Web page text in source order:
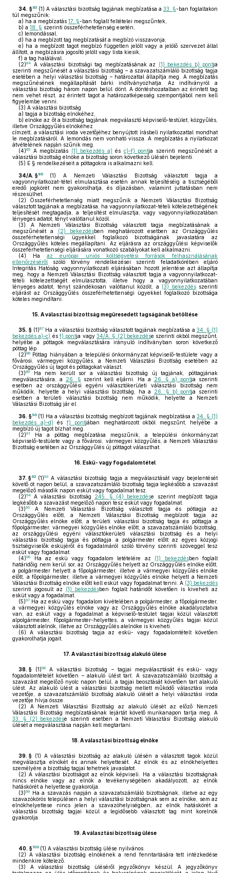
34. §83 (1) A választási bizottság tagjának megbízatása a 33. §-ban foglaltakon
túl megszűnik:
a) ha a megbízatás 17. §-ban foglalt feltételei megszűntek,
b) a 18. § szerinti összeférhetetlenség esetén,
c) lemondással,
d) ha a megbízott tag megbízatását a megbízó visszavonja,
e) ha a megbízott tagot megbízó független jelölt vagy a jelölő szervezet által
állított, a megbízásra jogosító jelölt vagy lista kiesik,
f) a tag halálával.
(2)84 A választási bizottsági tag megbízatásának az (1) bekezdés b) pontja
szerinti megszűnését a választási bizottság – a szavazatszámláló bizottság tagja
esetében a helyi választási bizottság – határozattal állapítja meg. A megbízatás
megszűnésének megállapítását bárki indítványozhatja. Az indítványról a
választási bizottság három napon belül dönt. A döntéshozatalban az érintett tag
nem vehet részt, az érintett tagot a határozatképesség szempontjából nem kell
figyelembe venni.
(3) A választási bizottság
a) tagja a bizottság elnökéhez,
b) elnöke az őt a bizottság tagjának megválasztó képviselő-testület, közgyűlés,
illetve Országgyűlés elnökéhez
címzett, a választási iroda vezetőjéhez benyújtott írásbeli nyilatkozattal mondhat
le megbízatásáról. A lemondás nem vonható vissza. A megbízatás a nyilatkozat
átvételének napján szűnik meg.
(4)85 A megbízatás (1) bekezdés a) és c)–f) pontja szerinti megszűnését a
választási bizottság elnöke a bizottság soron következő ülésén bejelenti.
(5) E § rendelkezéseit a póttagokra is alkalmazni kell.
34/A. §86 (1) A Nemzeti Választási Bizottság választott tagja a
vagyonnyilatkozat-tétel elmulasztása esetén annak teljesítéséig a tisztségéből
eredő jogkörét nem gyakorolhatja, és díjazásban, valamint juttatásban nem
részesülhet.
(2) Összeférhetetlenség miatt megszűnik a Nemzeti Választási Bizottság
választott tagjának a megbízatása, ha vagyonnyilatkozat-tételi kötelezettségének
teljesítését megtagadja, a teljesítést elmulasztja, vagy vagyonnyilatkozatában
lényeges adatot, tényt valótlanul közöl.
(3) A Nemzeti Választási Bizottság választott tagja megbízatásának a
megszűnését a
(2) bekezdésben meghatározott esetben az Országgyűlés
összeférhetetlenségi ügyekkel foglalkozó bizottságának javaslatára az
Országgyűlés köteles megállapítani. Az eljárásra az országgyűlési képviselők
összeférhetetlenségi eljárására vonatkozó szabályokat kell alkalmazni.
(4) Haaz európai uniós költségvetési források felhasználásának
ellenőrzéséről szóló törvény rendelkezései szerinti feladatkörében eljáró
Integritás Hatóság vagyonnyilatkozati eljárásában hozott jelentése azt állapítja
meg, hogy a Nemzeti Választási Bizottság választott tagja a vagyonnyilatkozat-
tételi kötelezettségét elmulasztotta, illetve hogy a vagyonnyilatkozatában
lényeges adatot, tényt szándékosan valótlanul közölt, a (3) bekezdésszerinti
eljárást az Országgyűlés összeférhetetlenségi ügyekkel foglalkozó bizottsága
köteles megindítani.
15. A választási bizottság megüresedett tagságának betöltése
35. § (1)87 Ha a választási bizottság választott tagjának megbízatása a 34. § (1)
bekezdés a)–c) ésf) pontja vagy34/A. § (2) bekezdése szerinti okból megszűnt,
helyébe a póttagok megválasztására irányuló indítványban soron következő
póttag lép.
(2)88 Póttag hiányában a települési önkormányzat képviselő-testülete vagy a
fővárosi, vármegyei közgyűlés, a Nemzeti Választási Bizottság esetében az
Országgyűlés új tagot és póttagokat választ.
(3)89
Ha nem került sor a választási bizottság új tagjának, póttagjának
megválasztására, a
26. § szerint kell eljárni. Ha a 26. § a) pontja szerinti
esetben az országgyűlési egyéni választókerületi választási bizottság nem
működik, helyette a helyi választási bizottság, ha a 26. § b) pontja szerinti
esetben a területi választási bizottság nem működik, helyette a Nemzeti
Választási Bizottság jár el.
36. §90 (1) Ha a választási bizottság megbízott tagjának megbízatása a 34. § (1)
bekezdés a)–d) és f) pontjában meghatározott okból megszűnt, helyébe a
megbízó új tagot bízhat meg.
(2)91
Ha a póttag megbízatása megszűnik, a települési önkormányzat
képviselő-testülete vagy a fővárosi, vármegyei közgyűlés, a Nemzeti Választási
Bizottság esetében az Országgyűlés új póttagot választhat.
16. Eskü- vagy fogadalomtétel
37. §92 (1)93 A választási bizottság tagja a megválasztását vagy bejelentését
követő öt napon belül, a szavazatszámláló bizottság tagja legkésőbb a szavazást
megelőző második napon esküt vagy fogadalmat tesz.
(2)94 A választási bizottság 245. § (4) bekezdése szerint megbízott tagja
legkésőbb a szavazást megelőző napon tesz esküt vagy fogadalmat.
(3)95
A Nemzeti Választási Bizottság választott tagja és póttagja az
Országgyűlés előtt, a Nemzeti Választási Bizottság megbízott tagja az
Országgyűlés elnöke előtt, a területi választási bizottság tagja és póttagja a
főpolgármester, vármegyei közgyűlés elnöke előtt, a szavazatszámláló bizottság,
az országgyűlési egyéni választókerületi választási bizottság és a helyi
választási bizottság tagja és póttagja a polgármester előtt az egyes közjogi
tisztségviselők esküjéről és fogadalmáról szóló törvény szerinti szöveggel tesz
esküt vagy fogadalmat.
(4)96 Ha az eskü vagy fogadalom letételére az (1) bekezdésben foglalt
határidőig nem kerül sor, az Országgyűlés helyett az Országgyűlés elnöke előtt,
a polgármester helyett a főpolgármester, illetve a vármegyei közgyűlés elnöke
előtt, a főpolgármester, illetve a vármegyei közgyűlés elnöke helyett a Nemzeti
Választási Bizottság elnöke előtt kell esküt vagy fogadalmat tenni. A (3) bekezdés
szerinti jogosult az
(1) bekezdésben foglalt határidőt követően is kiveheti az
esküt vagy a fogadalmat.
(5)97 Ha az eskü vagy fogadalom kivételében a polgármester, a főpolgármester,
a vármegyei közgyűlés elnöke vagy az Országgyűlés elnöke akadályoztatva
van, az esküt vagy a fogadalmat a képviselő-testület tagjai közül választott
alpolgármester, főpolgármester-helyettes, a vármegyei közgyűlés tagjai közül
választott alelnök, illetve az Országgyűlés alelnöke is kiveheti.
(6) A választási bizottság tagja az eskü- vagy fogadalomtételt követően
gyakorolhatja jogait.
17. A választási bizottság alakuló ülése
38. § (1)98
A választási bizottság – tagjai megválasztását és eskü- vagy
fogadalomtételét követően – alakuló ülést tart. A szavazatszámláló bizottság a
szavazást megelőző nyolc napon belül, a tagjai beosztását követően tart alakuló
ülést. Az alakuló ülést a választási bizottság mellett működő választási iroda
vezetője, a szavazatszámláló bizottság alakuló ülését a helyi választási iroda
vezetője hívja össze.
(2) A Nemzeti Választási Bizottság az alakuló ülését az előző Nemzeti
Választási Bizottság megbízatásának lejártát követő munkanapon tartja meg. A
33. § (2) bekezdése szerinti esetben a Nemzeti Választási Bizottság alakuló
ülését a megválasztása napján kell megtartani.
18. A választási bizottság elnöke
39. § (1) A választási bizottság az alakuló ülésén a választott tagok közül
megválasztja elnökét és annak helyettesét. Az elnök és az elnökhelyettes
személyére a bizottság tagjai tehetnek javaslatot.
(2) A választási bizottságot az elnök képviseli. Ha a választási bizottságnak
nincs elnöke vagy az elnök a tevékenységében akadályozott, az elnök
hatáskörét a helyettese gyakorolja.
(3)99
Ha a szavazás napján a szavazatszámláló bizottságnak, illetve az egy
szavazókörös településen a helyi választási bizottságnak sem az elnöke, sem az
elnökhelyettese nincs jelen a szavazóhelyiségben, az elnök hatáskörét a
választási bizottság tagjai közül a legidősebb választott tag mint korelnök
gyakorolja.
19. A választási bizottság ülése
40. §100 (1) A választási bizottság ülése nyilvános.
(2) A választási bizottság elnökének a rend fenntartására tett intézkedése
mindenkire kötelező.
(3) A választási bizottság üléséről jegyzőkönyv készül. A jegyzőkönyv